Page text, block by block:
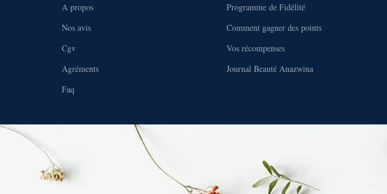
A propos
Nos avis
Cgv
Agréments
Faq
Programme de Fidélité
Comment gagner des points
Vos récompenses
Journal Beauté Anazwina